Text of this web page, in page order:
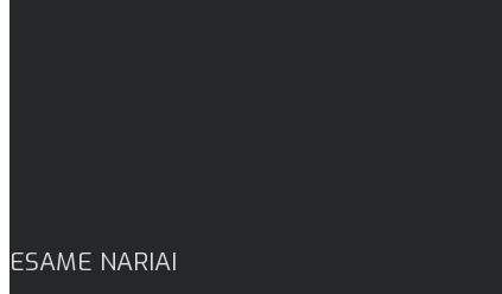
ESAME NARIAI